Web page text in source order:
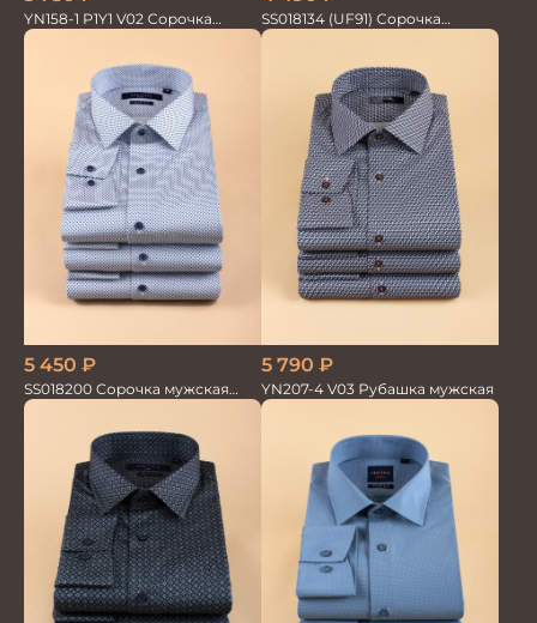
YN158-1 P1Y1 V02 Сорочка
мужская кор.рукав
SS018134 (UF91) Сорочка
мужская GROSTYLE TRENDY
5 450 ₽
SS018200 Сорочка мужская
GROSTYLE PRIME
5 790 ₽
YN207-4 V03 Рубашка мужская